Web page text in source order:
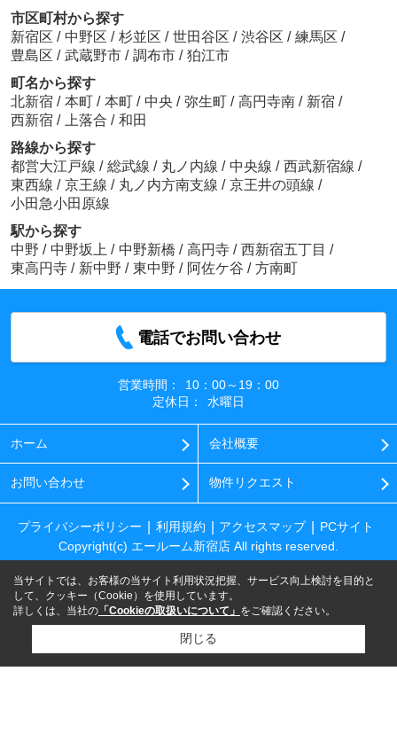
市区町村から探す
新宿区 / 中野区 / 杉並区 / 世田谷区 / 渋谷区 / 練馬区 /
豊島区 / 武蔵野市 / 調布市 / 狛江市
町名から探す
北新宿 / 本町 / 本町 / 中央 / 弥生町 / 高円寺南 / 新宿 /
西新宿 / 上落合 / 和田
路線から探す
都営大江戸線 / 総武線 / 丸ノ内線 / 中央線 / 西武新宿線 /
東西線 / 京王線 / 丸ノ内方南支線 / 京王井の頭線 /
小田急小田原線
駅から探す
中野 / 中野坂上 / 中野新橋 / 高円寺 / 西新宿五丁目 /
東高円寺 / 新中野 / 東中野 / 阿佐ケ谷 / 方南町
電話でお問い合わせ
営業時間：
10：00～19：00
定休日：
水曜日
ホーム 会社概要
お問い合わせ 物件リクエスト
プライバシーポリシー 利用規約 アクセスマップ
PCサイト
Copyright(c) エールーム新宿店 All rights reserved.
当サイトでは、お客様の当サイト利用状況把握、サービス向上検討を目的と
して、クッキー（Cookie）を使用しています。
詳しくは、当社の 「Cookieの取扱いについて」 をご確認ください。
閉じる